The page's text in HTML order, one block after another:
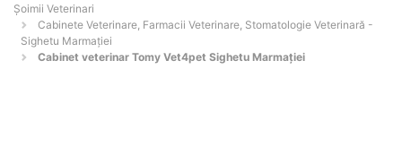
Șoimii Veterinari
Cabinete Veterinare, Farmacii Veterinare, Stomatologie Veterinară -
Sighetu Marmaţiei
Cabinet veterinar Tomy Vet4pet Sighetu Marmației